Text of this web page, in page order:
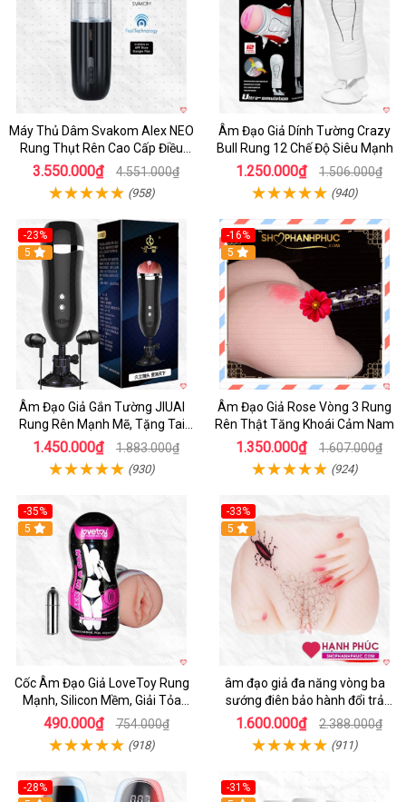
Máy Thủ Dâm Svakom Alex NEO
Rung Thụt Rên Cao Cấp Điều
Khiển App
3.550.000₫ 4.551.000₫
(958)
Âm Đạo Giả Dính Tường Crazy
Bull Rung 12 Chế Độ Siêu Mạnh
1.250.000₫ 1.506.000₫
(940)
-23%
5
Âm Đạo Giả Gắn Tường JIUAI
Rung Rên Mạnh Mẽ, Tặng Tai
Nghe
1.450.000₫ 1.883.000₫
(930)
-16%
5
Âm Đạo Giả Rose Vòng 3 Rung
Rên Thật Tăng Khoái Cảm Nam
1.350.000₫ 1.607.000₫
(924)
-35%
5
Cốc Âm Đạo Giả LoveToy Rung
Mạnh, Silicon Mềm, Giải Tỏa
Sinh Lý
490.000₫ 754.000₫
(918)
-33%
5
âm đạo giả đa năng vòng ba
sướng điên bảo hành đổi trả
nhanh
1.600.000₫ 2.388.000₫
(911)
-28%
-31%